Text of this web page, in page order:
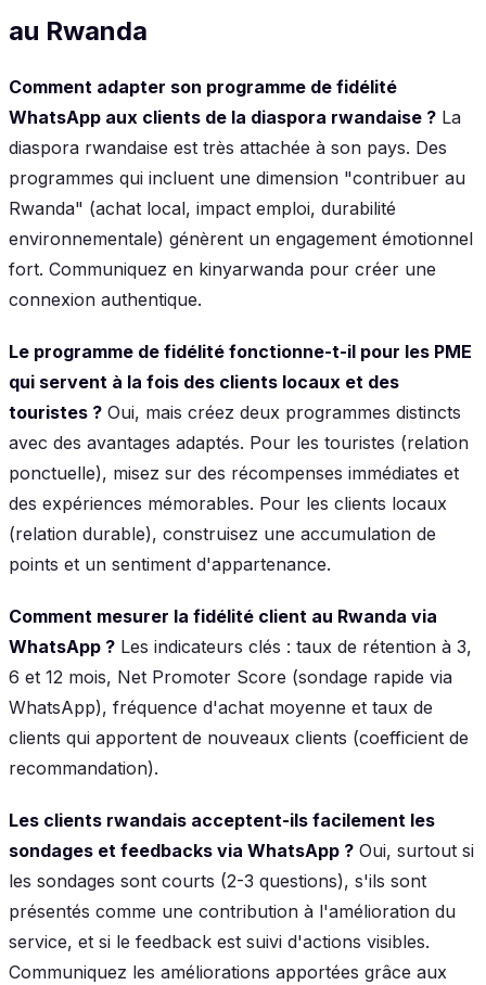
au Rwanda
Comment adapter son programme de fidélité
WhatsApp aux clients de la diaspora rwandaise ? La
diaspora rwandaise est très attachée à son pays. Des
programmes qui incluent une dimension "contribuer au
Rwanda" (achat local, impact emploi, durabilité
environnementale) génèrent un engagement émotionnel
fort. Communiquez en kinyarwanda pour créer une
connexion authentique.
Le programme de fidélité fonctionne-t-il pour les PME
qui servent à la fois des clients locaux et des
touristes ? Oui, mais créez deux programmes distincts
avec des avantages adaptés. Pour les touristes (relation
ponctuelle), misez sur des récompenses immédiates et
des expériences mémorables. Pour les clients locaux
(relation durable), construisez une accumulation de
points et un sentiment d'appartenance.
Comment mesurer la fidélité client au Rwanda via
WhatsApp ? Les indicateurs clés : taux de rétention à 3,
6 et 12 mois, Net Promoter Score (sondage rapide via
WhatsApp), fréquence d'achat moyenne et taux de
clients qui apportent de nouveaux clients (coefficient de
recommandation).
Les clients rwandais acceptent-ils facilement les
sondages et feedbacks via WhatsApp ? Oui, surtout si
les sondages sont courts (2-3 questions), s'ils sont
présentés comme une contribution à l'amélioration du
service, et si le feedback est suivi d'actions visibles.
Communiquez les améliorations apportées grâce aux